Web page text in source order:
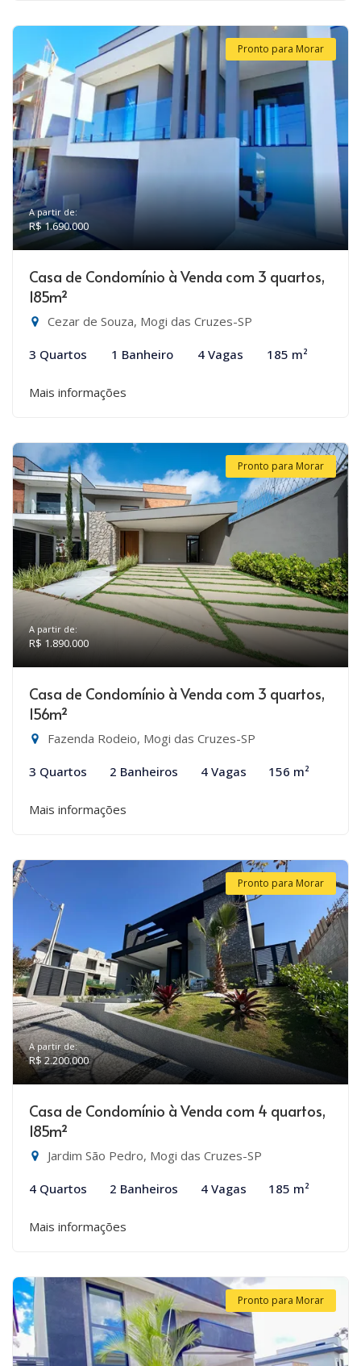
Pronto para Morar
A partir de:
R$ 1.690.000
Casa de Condomínio à Venda com 3 quartos,
185m²
Cezar de Souza, Mogi das Cruzes-SP
3 Quartos 1 Banheiro 4 Vagas 185 m²
Mais informações
Pronto para Morar
A partir de:
R$ 1.890.000
Casa de Condomínio à Venda com 3 quartos,
156m²
Fazenda Rodeio, Mogi das Cruzes-SP
3 Quartos 2 Banheiros 4 Vagas 156 m²
Mais informações
Pronto para Morar
A partir de:
R$ 2.200.000
Casa de Condomínio à Venda com 4 quartos,
185m²
Jardim São Pedro, Mogi das Cruzes-SP
4 Quartos 2 Banheiros 4 Vagas 185 m²
Mais informações
Pronto para Morar